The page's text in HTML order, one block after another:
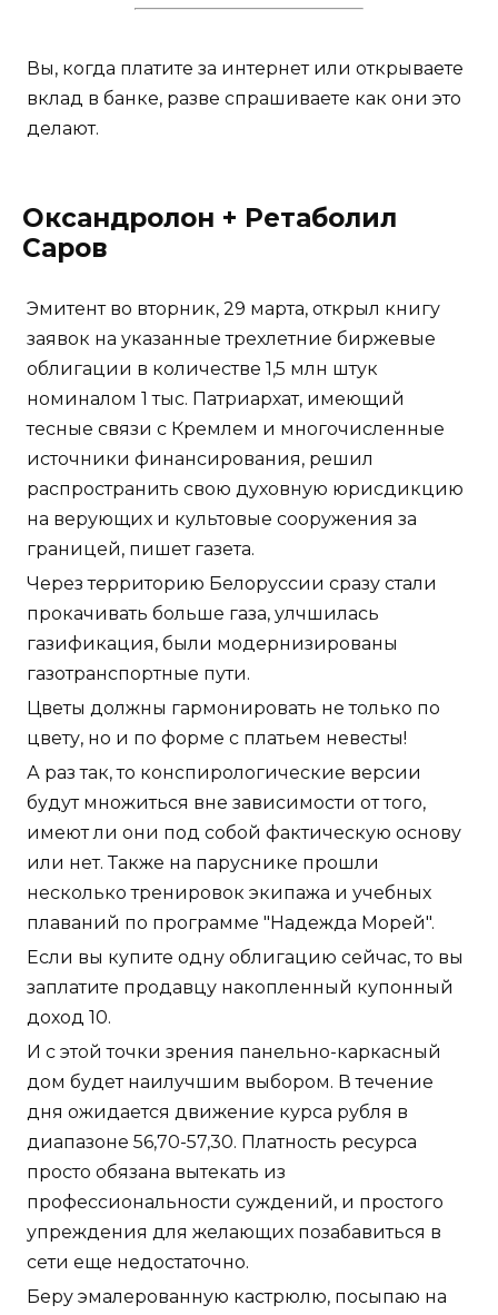
Вы, когда платите за интернет или открываете
вклад в банке, разве спрашиваете как они это
делают.
Оксандролон + Ретаболил
Саров
Эмитент во вторник, 29 марта, открыл книгу
заявок на указанные трехлетние биржевые
облигации в количестве 1,5 млн штук
номиналом 1 тыс. Патриархат, имеющий
тесные связи с Кремлем и многочисленные
источники финансирования, решил
распространить свою духовную юрисдикцию
на верующих и культовые сооружения за
границей, пишет газета.
Через территорию Белоруссии сразу стали
прокачивать больше газа, улчшилась
газификация, были модернизированы
газотранспортные пути.
Цветы должны гармонировать не только по
цвету, но и по форме с платьем невесты!
А раз так, то конспирологические версии
будут множиться вне зависимости от того,
имеют ли они под собой фактическую основу
или нет. Также на паруснике прошли
несколько тренировок экипажа и учебных
плаваний по программе "Надежда Морей".
Если вы купите одну облигацию сейчас, то вы
заплатите продавцу накопленный купонный
доход 10.
И с этой точки зрения панельно-каркасный
дом будет наилучшим выбором. В течение
дня ожидается движение курса рубля в
диапазоне 56,70-57,30. Платность ресурса
просто обязана вытекать из
профессиональности суждений, и простого
упреждения для желающих позабавиться в
сети еще недостаточно.
Беру эмалерованную кастрюлю, посыпаю на